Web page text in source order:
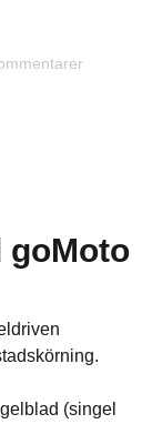
goMoto
(singel